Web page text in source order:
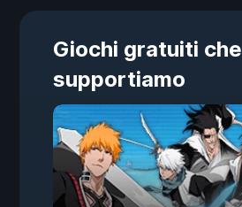
Giochi gratuiti che
supportiamo